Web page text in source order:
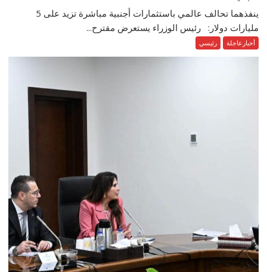
ينفذهما تحالف عالمي باستثمارات أجنبية مباشرة تزيد على 5
مليارات دولار: رئيس الوزراء يستعرض مقترح...
أخبارعاجلة رئيسي